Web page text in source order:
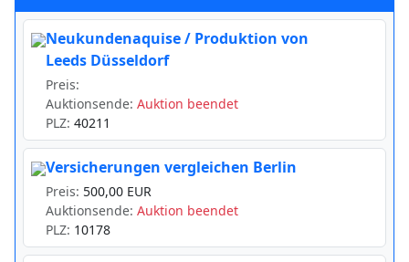
Neukundenaquise / Produktion von
Leeds Düsseldorf
Preis:
Auktionsende: Auktion beendet
PLZ: 40211
Versicherungen vergleichen Berlin
Preis: 500,00 EUR
Auktionsende: Auktion beendet
PLZ: 10178